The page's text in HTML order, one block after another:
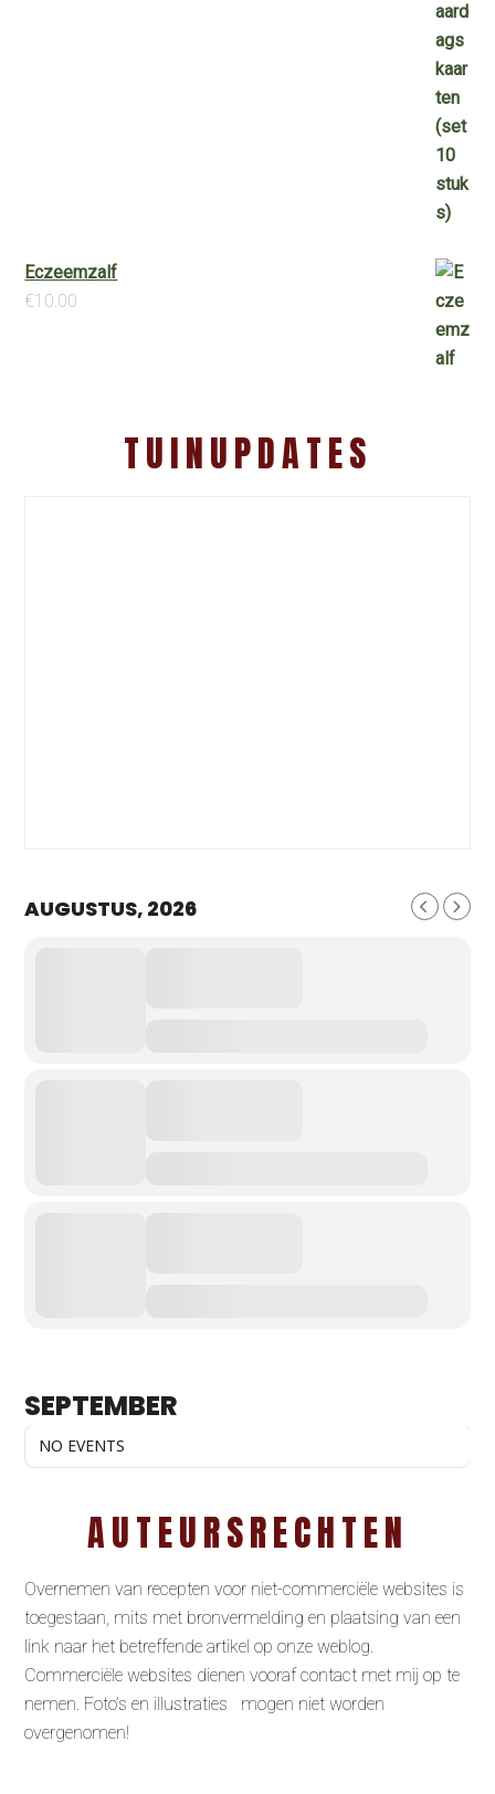
Eczeemzalf
€10.00
TUINUPDATES
AUGUSTUS, 2026
SEPTEMBER
NO EVENTS
AUTEURSRECHTEN
Overnemen van recepten voor niet-commerciële websites is
toegestaan, mits met bronvermelding en plaatsing van een
link naar het betreffende artikel op onze weblog.
Commerciële websites dienen vooraf contact met mij op te
nemen. Foto’s en illustraties mogen niet worden
overgenomen!